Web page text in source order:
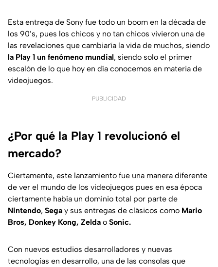
Esta entrega de Sony fue todo un boom en la década de
los 90’s, pues los chicos y no tan chicos vivieron una de
las revelaciones que cambiaría la vida de muchos, siendo
la Play 1 un fenómeno mundial, siendo solo el primer
escalón de lo que hoy en día conocemos en materia de
videojuegos.
PUBLICIDAD
¿Por qué la Play 1 revolucionó el
mercado?
Ciertamente, este lanzamiento fue una manera diferente
de ver el mundo de los videojuegos pues en esa época
ciertamente había un dominio total por parte de
Nintendo, Sega y sus entregas de clásicos como Mario
Bros, Donkey Kong, Zelda o Sonic.
Con nuevos estudios desarrolladores y nuevas
tecnologías en desarrollo, una de las consolas que